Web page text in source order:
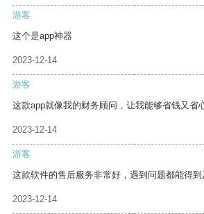
游客
这个是app神器
2023-12-14
游客
这款app就像我的财务顾问，让我能够省钱又省
2023-12-14
游客
这款软件的售后服务非常好，遇到问题都能得到
2023-12-14